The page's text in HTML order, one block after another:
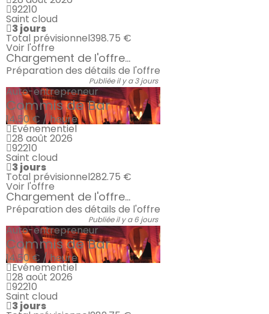
92210
Saint cloud
3 jours
Total prévisionnel398.75 €
Voir l'offre
Chargement de l'offre...
Préparation des détails de l'offre
Publiée il y a 3 jours
Auto-entrepreneur
Commis de Bar
14.50 € / heure
Evénementiel
28 août 2026
92210
Saint cloud
3 jours
Total prévisionnel282.75 €
Voir l'offre
Chargement de l'offre...
Préparation des détails de l'offre
Publiée il y a 6 jours
Auto-entrepreneur
Commis de Bar
14.50 € / heure
Evénementiel
28 août 2026
92210
Saint cloud
3 jours